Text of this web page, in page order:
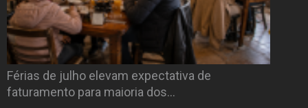
Férias de julho elevam expectativa de
faturamento para maioria dos…